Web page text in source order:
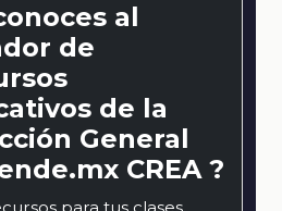
al
de
de la
General
CREA ?